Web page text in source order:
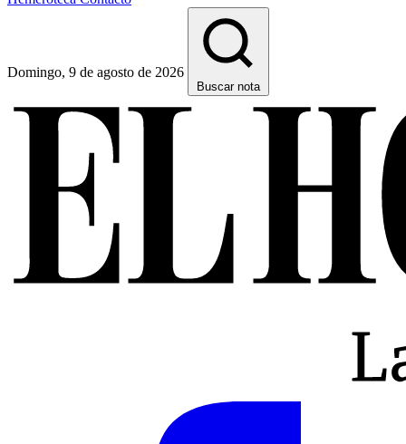
Domingo, 9 de agosto de 2026
Buscar nota